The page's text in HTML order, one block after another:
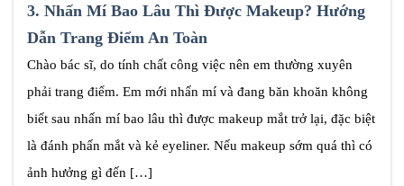
3. Nhấn Mí Bao Lâu Thì Được Makeup? Hướng
Dẫn Trang Điểm An Toàn
Chào bác sĩ, do tính chất công việc nên em thường xuyên
phải trang điểm. Em mới nhấn mí và đang băn khoăn không
biết sau nhấn mí bao lâu thì được makeup mắt trở lại, đặc biệt
là đánh phấn mắt và kẻ eyeliner. Nếu makeup sớm quá thì có
ảnh hưởng gì đến […]